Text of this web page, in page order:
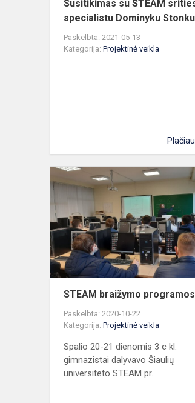
Susitikimas su STEAM
specialistu Dominyku
Paskelbta: 2021-05-13
Kategorija: Projektinė veikla
Plačiau
STEAM braižymo programos
Paskelbta: 2020-10-22
Kategorija: Projektinė veikla
Spalio 20-21 dienomis 3 c kl.
gimnazistai dalyvavo Šiaulių
universiteto STEAM pr...